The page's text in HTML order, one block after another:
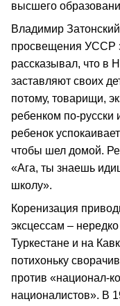
высшего
Владимир
просвещения УССР
рассказывал, что в
заставляют своих
потому, товарищи,
ребенком по-русски
ребенок
чтобы шел домой.
«Ага, ты знаешь
школу».
Коренизация
эксцессам –
Туркестане и на
потихоньку
против «национал-
националистов». В